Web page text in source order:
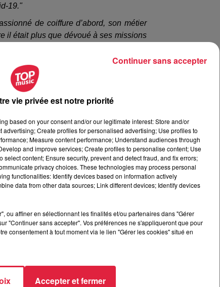
19."
de coiffure d’abord, son métier
il était plus que dévoué à ses missions
perd aujourd’hui l’un de ses fils. Un
vie privée est notre priorité
based on your consent and/or our legitimate interest: Store and/or
Create profiles for personalised advertising; Use profiles to
Measure content performance; Understand audiences through
and improve services; Create profiles to personalise content; Use
content; Ensure security, prevent and detect fraud, and fix errors;
privacy choices. These technologies may process personal
functionalities: Identify devices based on information actively
data from other data sources; Link different devices; Identify devices
ou affiner en sélectionnant les finalités et/ou partenaires dans "Gérer
"Continuer sans accepter". Vos préférences ne s'appliqueront que pour
consentement à tout moment via le lien "Gérer les cookies" situé en
Accepter et fermer
Continuer sans accepter